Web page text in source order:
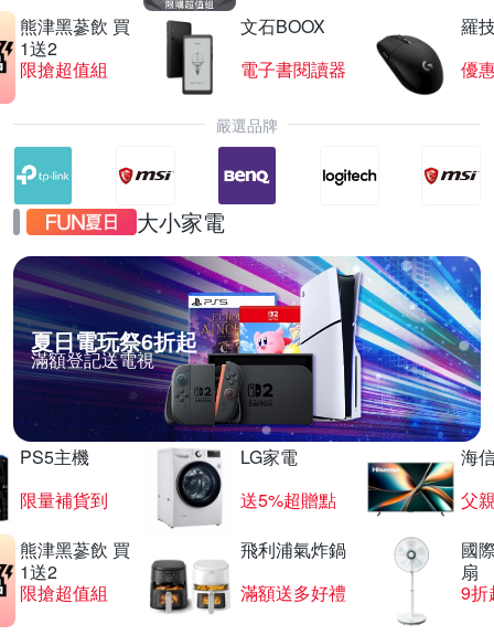
熊津黑蔘飲 買
1送2
限搶超值組
文石BOOX
電子書閱讀器
羅
優
嚴選品牌
大小家電
夏日電玩祭6折起
滿額登記送電視
PS5主機
限量補貨到
LG家電
送5%超贈點
海
父
熊津黑蔘飲 買
1送2
限搶超值組
飛利浦氣炸鍋
滿額送多好禮
國
扇
9折